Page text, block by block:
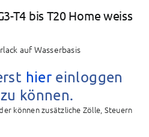
T4 bis T20 Home weiss
auf Wasserbasis
hier einloggen
können.
können zusätzliche Zölle, Steuern